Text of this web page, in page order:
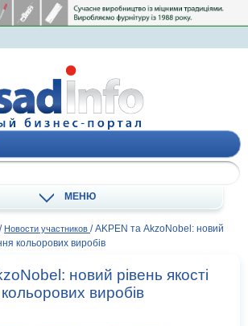
МЕНЮ
/ Новости участников / AKPEN та AkzoNobel: новий
кольорових виробів
новий рівень якості
виробів